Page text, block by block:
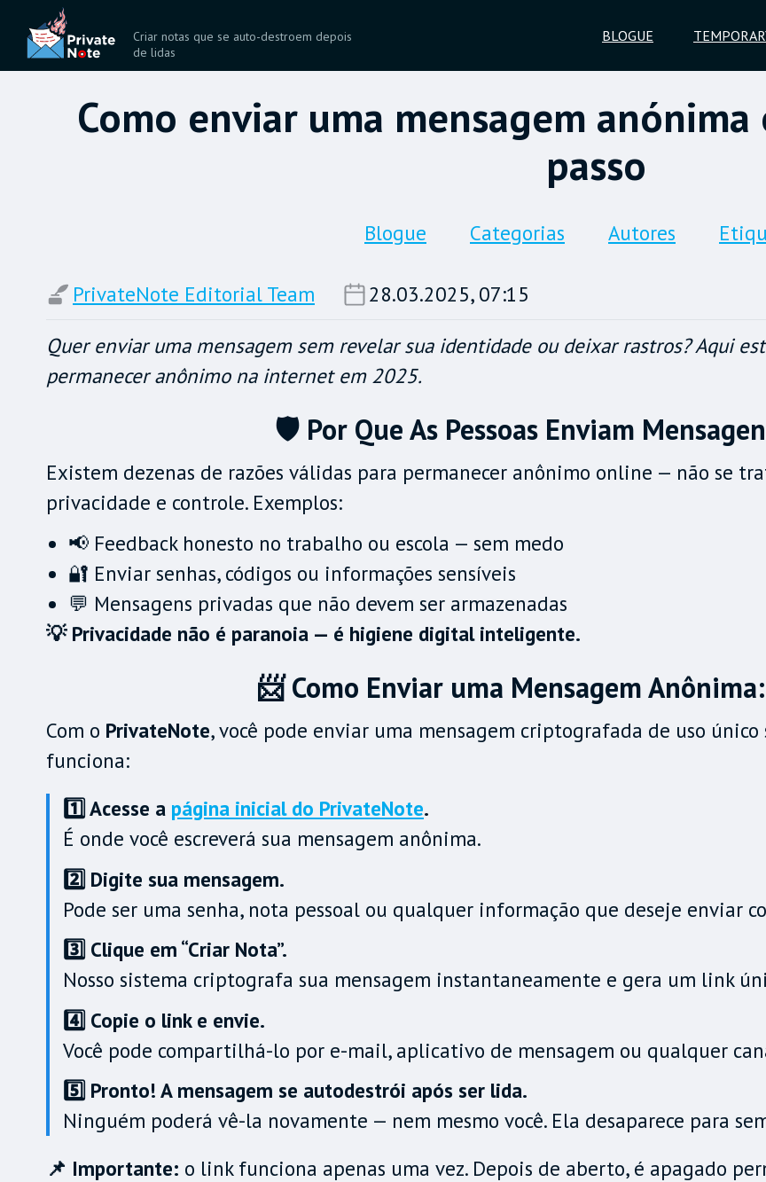
Criar notas que se auto-destroem depois
de lidas
BLOGUE
Como enviar uma mensagem
passo
Blogue Categorias Autores
PrivateNote Editorial Team
28.03.2025, 07:15
Quer enviar uma mensagem sem revelar sua identidade ou deixar rastros? Aqui
permanecer anônimo na internet em 2025.
🛡️ Por Que As Pessoas Enviam
Existem dezenas de razões válidas para permanecer anônimo online — não se
privacidade e controle. Exemplos:
📢 Feedback honesto no trabalho ou escola — sem medo
🔐 Enviar senhas, códigos ou informações sensíveis
💬 Mensagens privadas que não devem ser armazenadas
💡 Privacidade não é paranoia — é higiene digital inteligente.
📨 Como Enviar uma Mensagem Anônima:
Com o PrivateNote, você pode enviar uma mensagem criptografada de uso único
funciona:
1️⃣ Acesse a página inicial do PrivateNote.
É onde você escreverá sua mensagem anônima.
2️⃣ Digite sua mensagem.
Pode ser uma senha, nota pessoal ou qualquer informação que deseje enviar
3️⃣ Clique em “Criar Nota”.
Nosso sistema criptografa sua mensagem instantaneamente e gera um link
4️⃣ Copie o link e envie.
Você pode compartilhá-lo por e-mail, aplicativo de mensagem ou qualquer
5️⃣ Pronto! A mensagem se autodestrói após ser lida.
Ninguém poderá vê-la novamente — nem mesmo você. Ela desaparece para
📌 Importante: o link funciona apenas uma vez. Depois de aberto, é apagado